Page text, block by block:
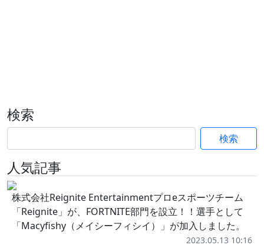
検索
検索
人気記事
株式会社Reignite Entertainmentプロeスポーツチーム
「Reignite」が、FORTNITE部門を設立！！選手として
「Macyfishy（メイシーフィシイ）」が加入しました。
2023.05.13 10:16